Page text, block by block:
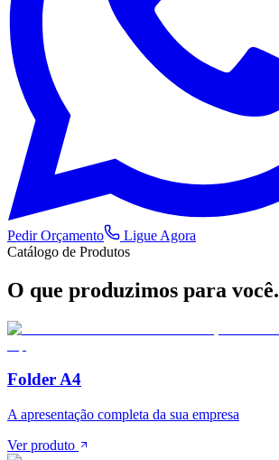
Pedir Orçamento
Ligue Agora
Catálogo de Produtos
O que produzimos para você.
Folder A4
A apresentação completa da sua empresa
Ver produto